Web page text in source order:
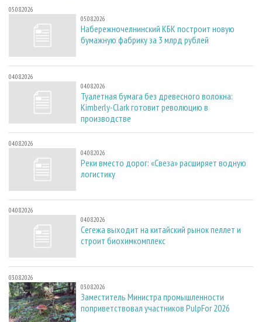
05.08.2026
05.08.2026
Набережночелнинский КБК построит новую
бумажную фабрику за 3 млрд рублей
04.08.2026
04.08.2026
Туалетная бумага без древесного волокна:
Kimberly-Clark готовит революцию в
производстве
04.08.2026
04.08.2026
Реки вместо дорог: «Свеза» расширяет водную
логистику
04.08.2026
04.08.2026
Сегежа выходит на китайский рынок пеллет и
строит биохимкомплекс
03.08.2026
03.08.2026
Заместитель Министра промышленности
поприветствовал участников PulpFor 2026